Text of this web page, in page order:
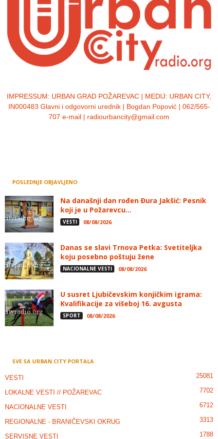
IMPRESSUM: URBAN GRAD POŽAREVAC | MEDIJ: URBAN CITY,
IN000483 Glavni i odgovorni urednik | Bogdan Popović | 062/565-
707 e-mail | radiourbancity@gmail.com
POSLEDNJE OBJAVLJENO
Na današnji dan rođen Đura Jakšić: Pesnik
koji je u Požarevcu...
VESTI 08/08/2026
Danas se slavi Trnova Petka: Svetiteljka
koju posebno poštuju žene
NACIONALNE VESTI 08/08/2026
U susret Ljubičevskim konjičkim igrama:
Kvalifikacije za višeboj 16. avgusta
SPORT 08/08/2026
SVE SA URBAN CITY PORTALA
VESTI 25081
LOKALNE VESTI // POŽAREVAC 7702
NACIONALNE VESTI 6712
REGIONALNE - BRANIČEVSKI OKRUG 3313
SERVISNE VESTI 1788